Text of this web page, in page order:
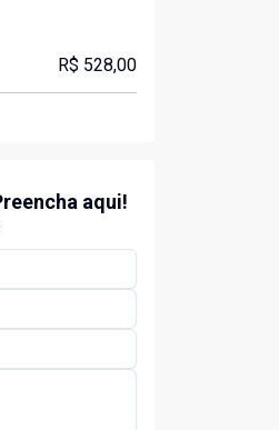
R$ 528,00
aqui!